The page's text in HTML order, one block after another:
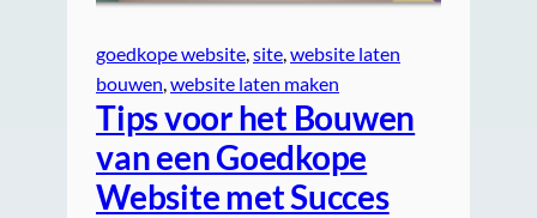
goedkope website site website laten
bouwen website laten maken
Tips voor het Bouwen
van een Goedkope
Website met Succes